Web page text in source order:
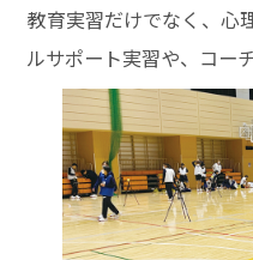
教育実習だけでなく、心
ルサポート実習や、コー